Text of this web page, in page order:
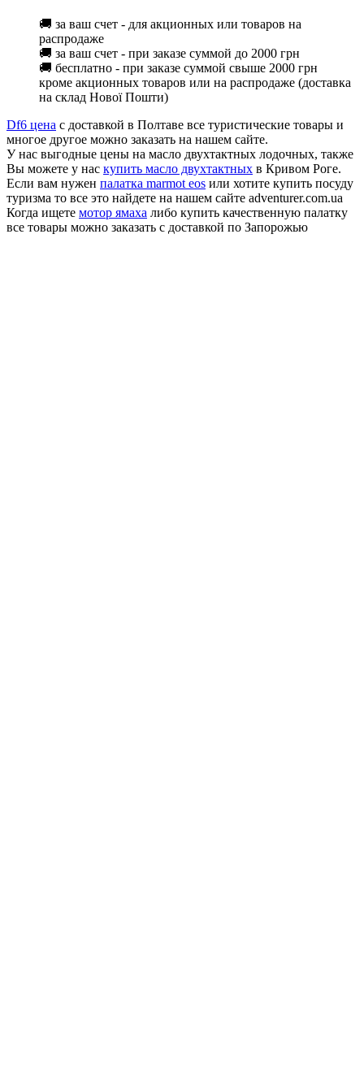
🚚 за ваш счет - для акционных или товаров на
распродаже
🚚 за ваш счет - при заказе суммой до 2000 грн
🚚 бесплатно - при заказе суммой свыше 2000 грн
кроме акционных товаров или на распродаже (доставка
на склад Нової Пошти)
Df6 цена с доставкой в Полтаве все туристические товары и
многое другое можно заказать на нашем сайте.
У нас выгодные цены на масло двухтактных лодочных, также
Вы можете у нас купить масло двухтактных в Кривом Роге.
Если вам нужен палатка marmot eos или хотите купить посуду
туризма то все это найдете на нашем сайте adventurer.com.ua
Когда ищете мотор ямаха либо купить качественную палатку
все товары можно заказать с доставкой по Запорожью